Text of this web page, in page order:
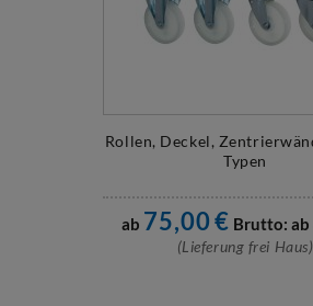
Rollen, Deckel,
Typen
ab 75,00€ Brutto: ab
(Lieferung frei Haus)